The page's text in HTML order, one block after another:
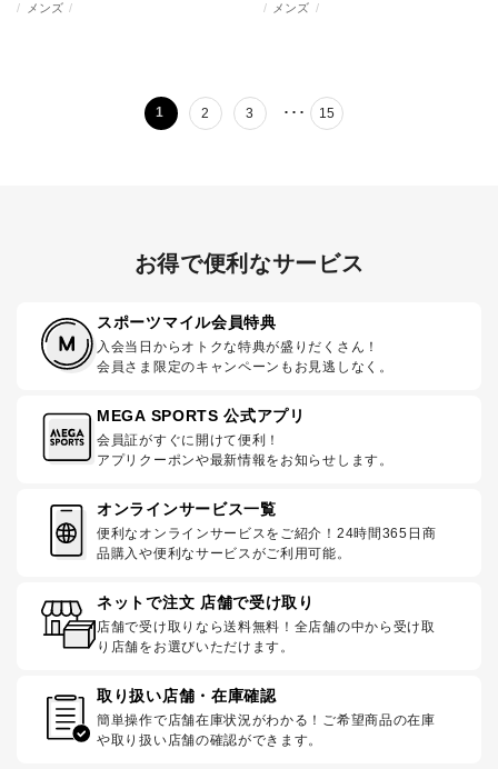
メンズ メンズ
1 2 3 ･･･ 15
お得で便利なサービス
スポーツマイル会員特典
入会当日からオトクな特典が盛りだくさん！
会員さま限定のキャンペーンもお見逃しなく。
MEGA SPORTS 公式アプリ
会員証がすぐに開けて便利！
アプリクーポンや最新情報をお知らせします。
オンラインサービス一覧
便利なオンラインサービスをご紹介！24時間365日商
品購入や便利なサービスがご利用可能。
ネットで注文 店舗で受け取り
店舗で受け取りなら送料無料！全店舗の中から受け取
り店舗をお選びいただけます。
取り扱い店舗・在庫確認
簡単操作で店舗在庫状況がわかる！ご希望商品の在庫
や取り扱い店舗の確認ができます。